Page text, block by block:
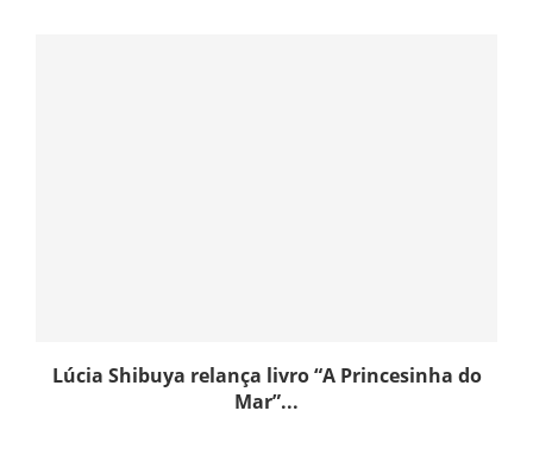
Lúcia Shibuya relança livro “A Princesinha do
Mar”...